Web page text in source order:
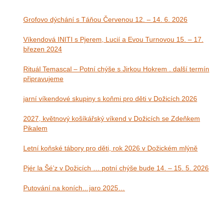
Grofovo dýchání s Táňou Červenou 12. – 14. 6. 2026
Víkendová INITI s Pjerem, Lucií a Evou Turnovou 15. – 17.
březen 2024
Rituál Temascal – Potní chýše s Jirkou Hokrem . další termín
připravujeme
jarní víkendové skupiny s koňmi pro děti v Dožicích 2026
2027, květnový košíkářský víkend v Dožicích se Zdeňkem
Pikalem
Letní koňské tábory pro děti, rok 2026 v Dožickém mlýně
Pjér la Šé’z v Dožicích … potní chýše bude 14. – 15. 5. 2026
Putování na koních…jaro 2025…